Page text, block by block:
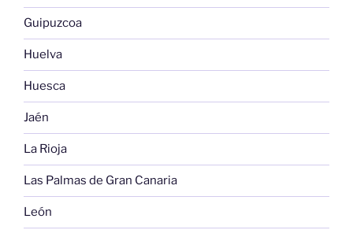
Guipuzcoa
Huelva
Huesca
Jaén
La Rioja
Las Palmas de Gran Canaria
León